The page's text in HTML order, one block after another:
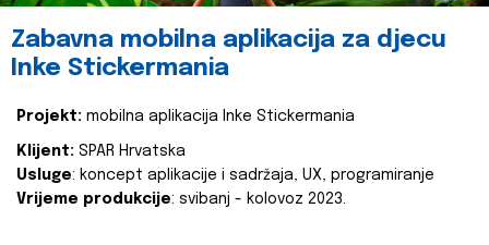
Zabavna mobilna aplikacija za djecu
Inke Stickermania
Projekt: mobilna aplikacija Inke Stickermania
Klijent: SPAR Hrvatska
Usluge: koncept aplikacije i sadržaja, UX, programiranje
Vrijeme produkcije: svibanj - kolovoz 2023.